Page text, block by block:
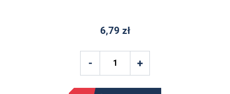
6,79 zł